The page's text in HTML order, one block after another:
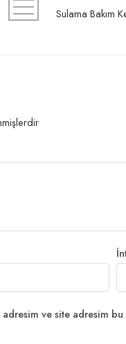
Sulama Bakım
ve site adresim bu